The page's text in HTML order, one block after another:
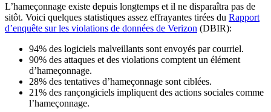
L’hameçonnage existe depuis longtemps et il ne disparaîtra pas de
sitôt. Voici quelques statistiques assez effrayantes tirées du Rapport
d’enquête sur les violations de données de Verizon (DBIR):
94% des logiciels malveillants sont envoyés par courriel.
90% des attaques et des violations comptent un élément
d’hameçonnage.
28% des tentatives d’hameçonnage sont ciblées.
21% des rançongiciels impliquent des actions sociales comme
l’hameçonnage.